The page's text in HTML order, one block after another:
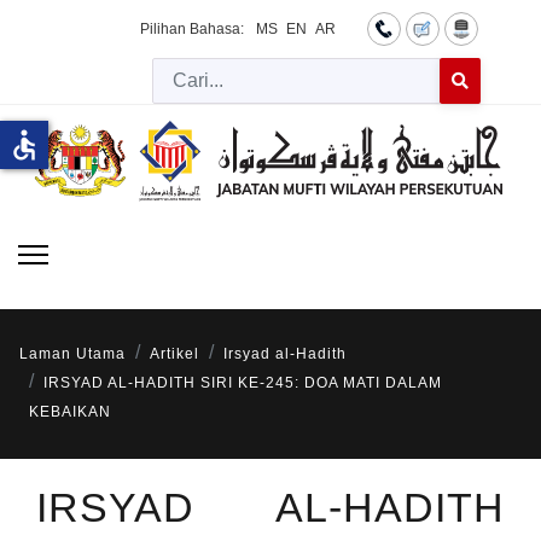
Pilihan Bahasa: MS EN AR
Cari
Laman Utama Artikel
Irsyad al-Hadith
IRSYAD AL-HADITH SIRI KE-245: DOA MATI DALAM
KEBAIKAN
IRSYAD AL-HADITH
accessible